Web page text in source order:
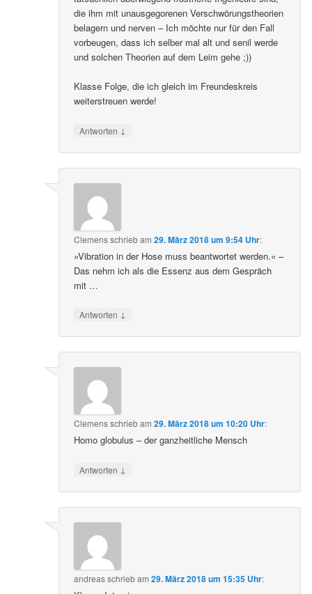
die ihm mit unausgegorenen Verschwörungstheorien
belagern und nerven – Ich möchte nur für den Fall
vorbeugen, dass ich selber mal alt und senil werde
und solchen Theorien auf dem Leim gehe ;))
Klasse Folge, die ich gleich im Freundeskreis
weiterstreuen werde!
Antworten ↓
Clemensschriebam29. März 2018 um 9:54 Uhr:
»Vibration in der Hose muss beantwortet werden.« –
Das nehm ich als die Essenz aus dem Gespräch
mit …
Antworten ↓
Clemensschriebam29. März 2018 um 10:20 Uhr:
Homo globulus – der ganzheitliche Mensch
Antworten ↓
andreasschriebam29. März 2018 um 15:35 Uhr: